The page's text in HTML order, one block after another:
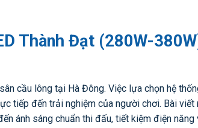
Thành Đạt (280W-
cầu lông tại Hà Đông. Việc lựa chọn hệ
tiếp đến trải nghiệm của người chơi. Bài viết
ánh sáng chuẩn thi đấu, tiết kiệm điện năng